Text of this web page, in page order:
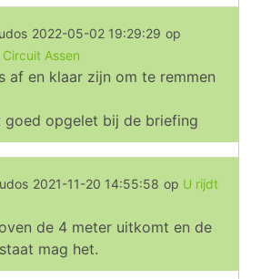
2022-05-02 19:29:29 op
Assen
af en klaar zijn om te remmen
goed opgelet bij de briefing
2021-11-20 14:55:58 op U rijdt
de 4 meter uitkomt en de
mag het.